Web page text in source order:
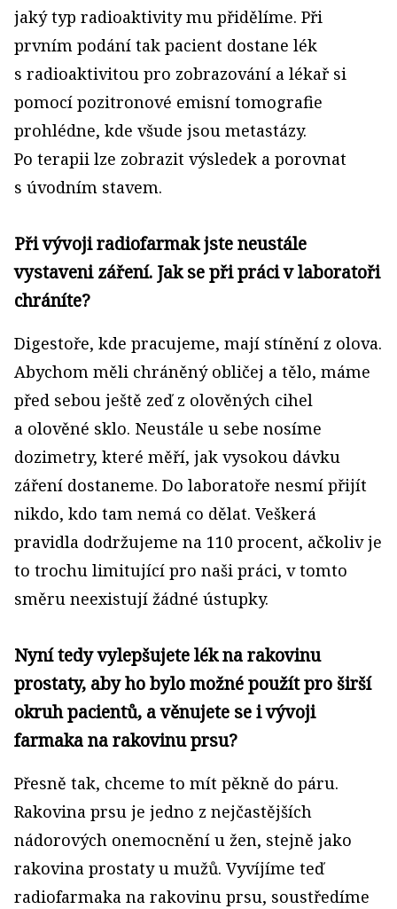
jaký typ radioaktivity mu přidělíme. Při
prvním podání tak pacient dostane lék
s radioaktivitou pro zobrazování a lékař si
pomocí pozitronové emisní tomografie
prohlédne, kde všude jsou metastázy.
Po terapii lze zobrazit výsledek a porovnat
s úvodním stavem.
Při vývoji radiofarmak jste neustále
vystaveni záření. Jak se při práci v laboratoři
chráníte?
Digestoře, kde pracujeme, mají stínění z olova.
Abychom měli chráněný obličej a tělo, máme
před sebou ještě zeď z olověných cihel
a olověné sklo. Neustále u sebe nosíme
dozimetry, které měří, jak vysokou dávku
záření dostaneme. Do laboratoře nesmí přijít
nikdo, kdo tam nemá co dělat. Veškerá
pravidla dodržujeme na 110 procent, ačkoliv je
to trochu limitující pro naši práci, v tomto
směru neexistují žádné ústupky.
Nyní tedy vylepšujete lék na rakovinu
prostaty, aby ho bylo možné použít pro širší
okruh pacientů, a věnujete se i vývoji
farmaka na rakovinu prsu?
Přesně tak, chceme to mít pěkně do páru.
Rakovina prsu je jedno z nejčastějších
nádorových onemocnění u žen, stejně jako
rakovina prostaty u mužů. Vyvíjíme teď
radiofarmaka na rakovinu prsu, soustředíme